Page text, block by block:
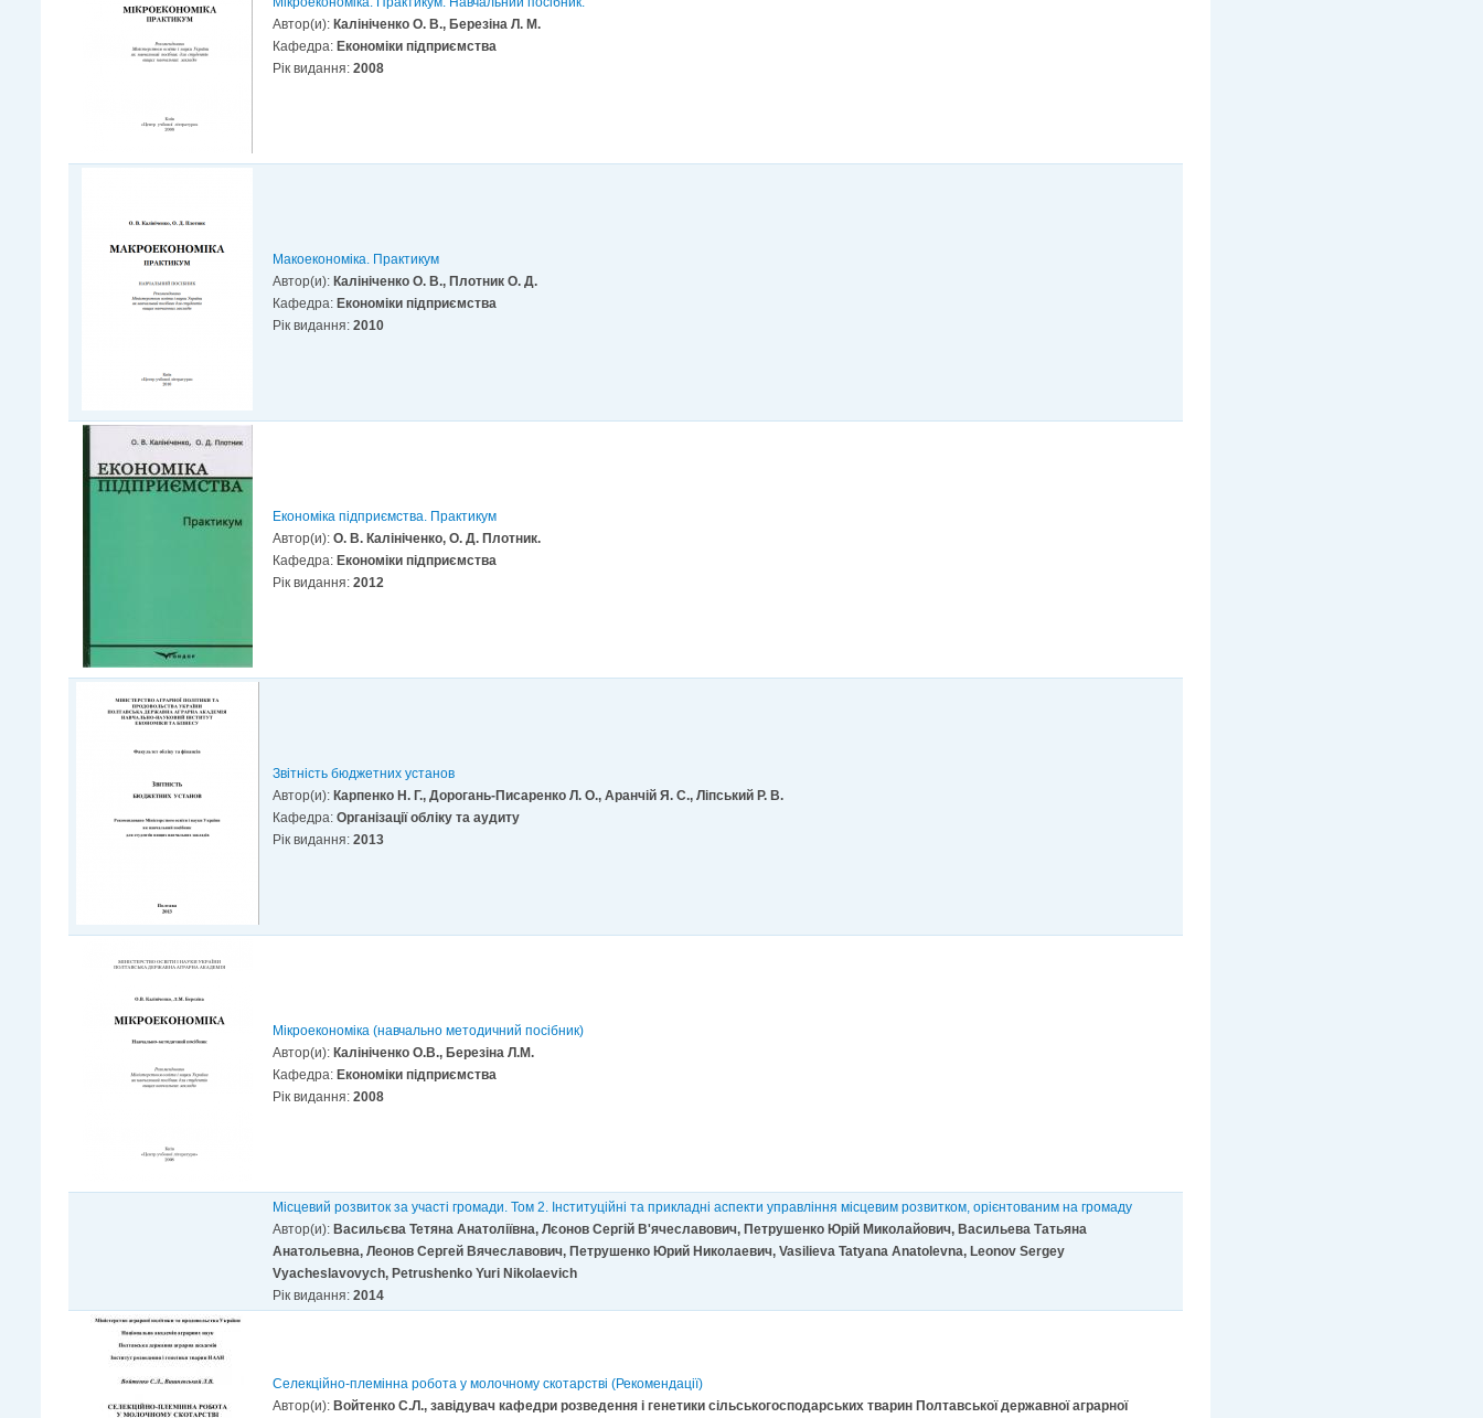
Автор(и): Калініченко О. В., Березіна Л. М.
Кафедра: Економіки підприємства
Рік видання:2008
Макоекономіка. Практикум
Автор(и): Калініченко О. В., Плотник О. Д.
Кафедра: Економіки підприємства
Рік видання:2010
Економіка підприємства. Практикум
Автор(и):О. В. Калініченко, О. Д. Плотник.
Кафедра: Економіки підприємства
Рік видання:2012
Звітність бюджетних установ
Автор(и): Карпенко Н. Г., Дорогань-Писаренко Л. О., Аранчій Я. С., Ліпський Р. В.
Кафедра:Організації обліку та аудиту
Рік видання:2013
Мікроекономіка (навчально методичний посібник)
Автор(и): Калініченко О.В., Березіна Л.М.
Кафедра: Економіки підприємства
Рік видання:2008
Місцевий розвиток за участі громади. Том 2. Інституційні та прикладні аспекти управління місцевим розвитком, орієнтованим на громаду
Автор(и): Васильєва Тетяна Анатоліївна, Лєонов Сергій В'ячеславович, Петрушенко Юрій Миколайович, Васильева Татьяна
Анатольевна, Леонов Сергей Вячеславович, Петрушенко Юрий Николаевич, Vasilievа Tatyana Anatolevna, Leonov Sergey
Vyacheslavovych, Petrushenko Yuri Nikolaevich
Рік видання:2014
Селекційно-племінна робота у молочному скотарстві (Рекомендації)
Автор(и): Войтенко С.Л., завідувач кафедри розведення і генетики сільськогосподарських тварин Полтавської державної аграрної